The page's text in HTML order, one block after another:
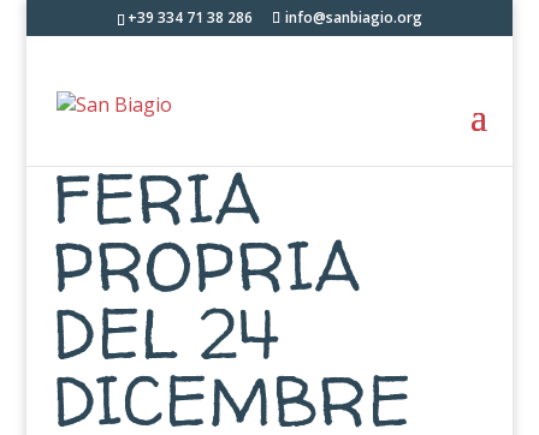
+39 334 71 38 286 info@sanbiagio.org
FERIA
PROPRIA
DEL 24
DICEMBRE